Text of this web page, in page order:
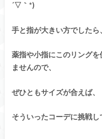
´▽｀*)
手と指が大きい方でした
薬指や小指にこのリング
ませんので、
ぜひともサイズが合えば、
そういったコーデに挑戦